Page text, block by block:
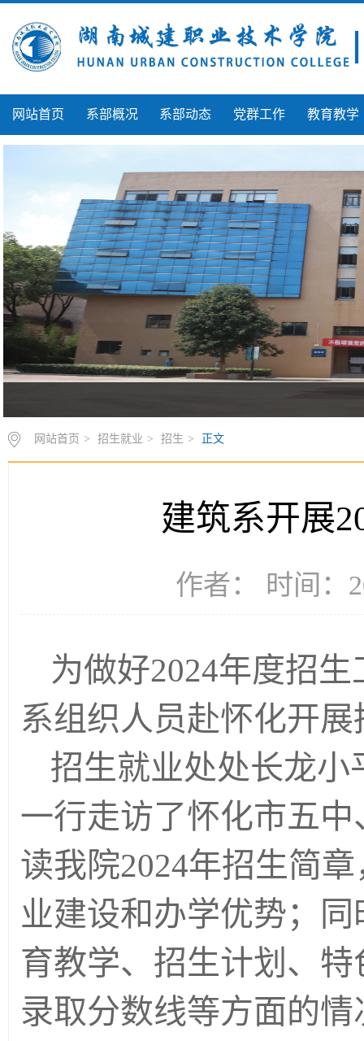
网站首页 系部概况 系部动态 党群工作 教育教学
网站首页 > 招生就业 > 招生 > 正文
建筑系开展
作者： 时间：
为做好2024年度招
系组织人员赴怀化开
招生就业处处长龙
一行走访了怀化市五
读我院2024年招生简
业建设和办学优势；
育教学、招生计划、
录取分数线等方面的